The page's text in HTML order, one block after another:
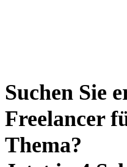
Suchen Sie
Freelancer
Thema?